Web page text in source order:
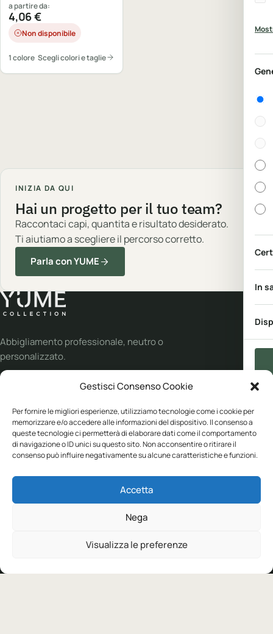
Gestisci Consenso Cookie
Per fornire le migliori esperienze, utilizziamo tecnologie come i cookie per
memorizzare e/o accedere alle informazioni del dispositivo. Il consenso a
queste tecnologie ci permetterà di elaborare dati come il comportamento
di navigazione o ID unici su questo sito. Non acconsentire o ritirare il
consenso può influire negativamente su alcune caratteristiche e funzioni.
Accetta
Nega
Visualizza le preferenze
In
a partire da:
4,06€
Non disponibile
1 colore Scegli colori e taglie
INIZIA DA QUI
Hai un progetto per il tuo team?
Raccontaci capi, quantita e risultato desiderato.
Ti aiutiamo a scegliere il percorso corretto.
Parla con YUME
Abbigliamento professionale, neutro o
personalizzato.
Abbigliamento
Workwear
Brand
Personalizzazione
Soluzioni
Condizioni di vendita